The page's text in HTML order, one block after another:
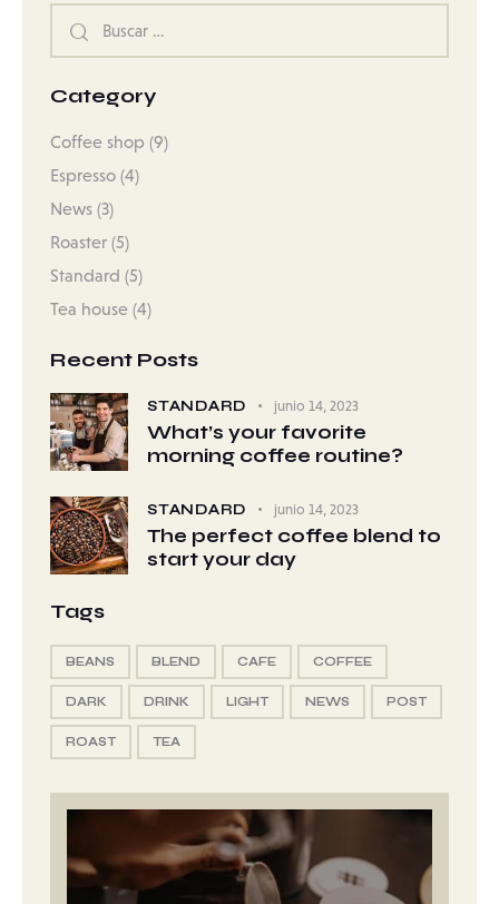
Category
Coffee shop (9)
Espresso (4)
News (3)
Roaster (5)
Standard (5)
Tea house (4)
Recent Posts
STANDARD junio 14, 2023
What’s your favorite
morning coffee routine?
STANDARD junio 14, 2023
The perfect coffee blend to
start your day
Tags
BEANS BLEND CAFE COFFEE
DARK DRINK LIGHT NEWS POST
ROAST TEA